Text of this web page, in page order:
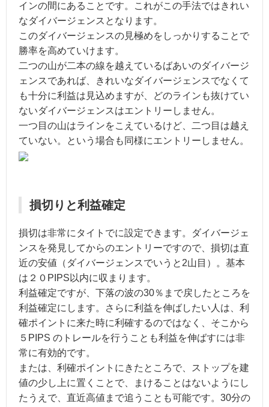
インの間にあることです。これがこの手法ではきれい
なダイバージェンスとなります。
このダイバージェンスの見極めをしっかりすることで
勝率を高めていけます。
二つの山が二本の線を越えているばあいのダイバージ
ェンスであれば、きれいなダイバージェンスでなくて
も十分に利益は見込めますが、どのラインも抜けてい
ないダイバージェンスはエントリーしません。
一つ目の山はラインをこえているけど、二つ目は越え
ていない。という場合も同様にエントリーしません。
損切りと利益確定
損切は非常にタイトでに設定できます。ダイバージェ
ンスを発見してからのエントリーですので、損切は直
近の安値（ダイバージェンスでいうと2山目）。基本
は２０PIPS以内に収まります。
利益確定ですが、下落の波の30％まで戻したところを
利益確定にします。さらに利益を伸ばしたい人は、利
確ポイントに来た時に利確するのではなく、そこから
５PIPS のトレールを行うことも利益を伸ばすには非
常に有効的です。
または、利確ポイントにきたところで、ストップを建
値の少し上に置くことで、まけることはないようにし
たうえで、直近高値まで追うことも可能です。30分の